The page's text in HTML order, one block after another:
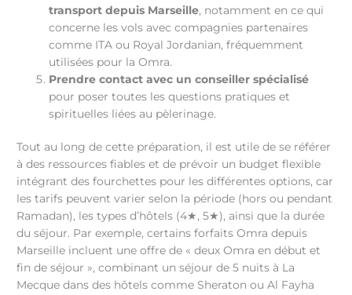
transport depuis Marseille, notamment en ce qui
concerne les vols avec compagnies partenaires
comme ITA ou Royal Jordanian, fréquemment
utilisées pour la Omra.
Prendre contact avec un conseiller spécialisé
pour poser toutes les questions pratiques et
spirituelles liées au pèlerinage.
Tout au long de cette préparation, il est utile de se référer
à des ressources fiables et de prévoir un budget flexible
intégrant des fourchettes pour les différentes options, car
les tarifs peuvent varier selon la période (hors ou pendant
Ramadan), les types d’hôtels (4★, 5★), ainsi que la durée
du séjour. Par exemple, certains forfaits Omra depuis
Marseille incluent une offre de « deux Omra en début et
fin de séjour », combinant un séjour de 5 nuits à La
Mecque dans des hôtels comme Sheraton ou Al Fayha